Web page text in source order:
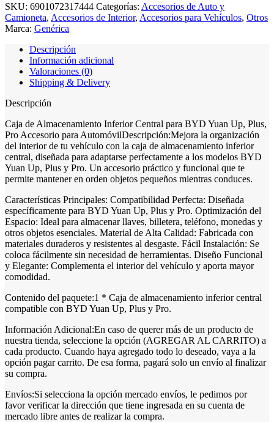
SKU: 6901072317444 Categorías: Accesorios de Auto y
Camioneta, Accesorios de Interior, Accesorios para Vehículos, Otros
Marca: Genérica
Descripción
Información adicional
Valoraciones (0)
Shipping & Delivery
Descripción
Caja de Almacenamiento Inferior Central para BYD Yuan Up, Plus,
Pro Accesorio para AutomóvilDescripción:Mejora la organización
del interior de tu vehículo con la caja de almacenamiento inferior
central, diseñada para adaptarse perfectamente a los modelos BYD
Yuan Up, Plus y Pro. Un accesorio práctico y funcional que te
permite mantener en orden objetos pequeños mientras conduces.
Características Principales: Compatibilidad Perfecta: Diseñada
específicamente para BYD Yuan Up, Plus y Pro. Optimización del
Espacio: Ideal para almacenar llaves, billetera, teléfono, monedas y
otros objetos esenciales. Material de Alta Calidad: Fabricada con
materiales duraderos y resistentes al desgaste. Fácil Instalación: Se
coloca fácilmente sin necesidad de herramientas. Diseño Funcional
y Elegante: Complementa el interior del vehículo y aporta mayor
comodidad.
Contenido del paquete:1 * Caja de almacenamiento inferior central
compatible con BYD Yuan Up, Plus y Pro.
Información Adicional:En caso de querer más de un producto de
nuestra tienda, seleccione la opción (AGREGAR AL CARRITO) a
cada producto. Cuando haya agregado todo lo deseado, vaya a la
opción pagar carrito. De esa forma, pagará solo un envío al finalizar
su compra.
Envíos:Si selecciona la opción mercado envíos, le pedimos por
favor verificar la dirección que tiene ingresada en su cuenta de
mercado libre antes de realizar la compra.